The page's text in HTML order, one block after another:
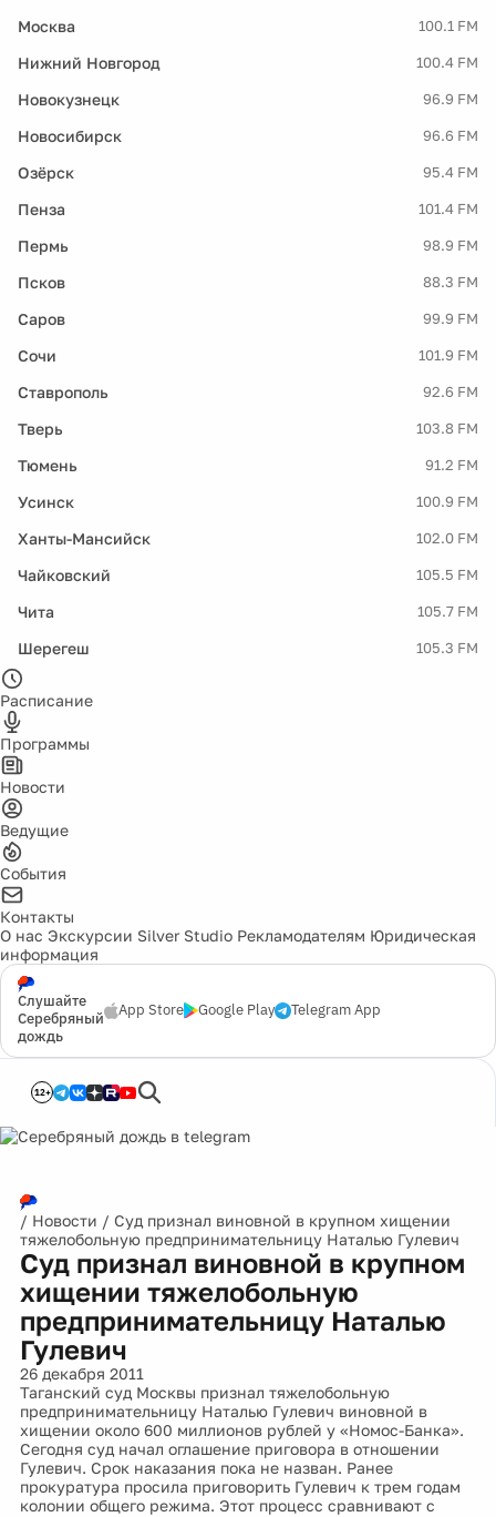
Москва 100.1 FM
Нижний Новгород 100.4 FM
Новокузнецк 96.9 FM
Новосибирск 96.6 FM
Озёрск 95.4 FM
Пенза 101.4 FM
Пермь 98.9 FM
Псков 88.3 FM
Саров 99.9 FM
Сочи 101.9 FM
Ставрополь 92.6 FM
Тверь 103.8 FM
Тюмень 91.2 FM
Усинск 100.9 FM
Ханты-Мансийск 102.0 FM
Чайковский 105.5 FM
Чита 105.7 FM
Шерегеш 105.3 FM
Расписание
Программы
Новости
Ведущие
События
Контакты
О нас Экскурсии Silver Studio Рекламодателям Юридическая
информация
Слушайте
Серебряный
дождь
App Store Google Play Telegram App
12+
/ Новости / Суд признал виновной в крупном хищении
тяжелобольную предпринимательницу Наталью Гулевич
Суд признал виновной в крупном
хищении тяжелобольную
предпринимательницу Наталью
Гулевич
26 декабря 2011
Таганский суд Москвы признал тяжелобольную
предпринимательницу Наталью Гулевич виновной в
хищении около 600 миллионов рублей у «Номос-Банка».
Сегодня суд начал оглашение приговора в отношении
Гулевич. Срок наказания пока не назван. Ранее
прокуратура просила приговорить Гулевич к трем годам
колонии общего режима. Этот процесс сравнивают с